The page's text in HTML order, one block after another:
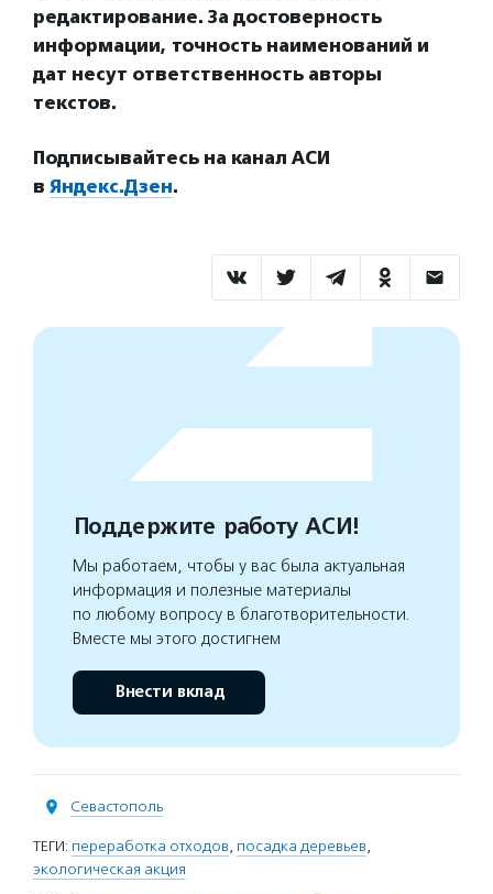
редактирование. За достоверность
информации, точность наименований и
дат несут ответственность авторы
текстов.
Подписывайтесь на канал АСИ
в Яндекс.Дзен.
Поддержите работу АСИ!
Мы работаем, чтобы у вас была актуальная
информация и полезные материалы
по любому вопросу в благотворительности.
Вместе мы этого достигнем
Внести вклад
Севастополь
ТЕГИ: переработка отходов, посадка деревьев,
экологическая акция